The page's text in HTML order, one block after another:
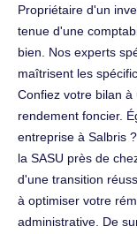
Propriétaire d'un
tenue d'une
bien. Nos experts
maîtrisent les
Confiez votre bilan
rendement foncier.
entreprise à Salbris
la SASU près de
d'une transition
à optimiser votre
administrative. De